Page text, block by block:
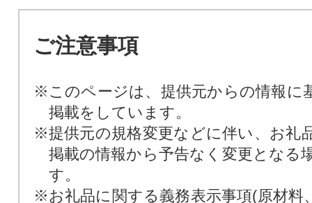
ご注意事項
※このページは、提供元からの情報に
掲載をしています。
※提供元の規格変更などに伴い、お礼
掲載の情報から予告なく変更となる
す。
※お礼品に関する義務表示事項(原材料